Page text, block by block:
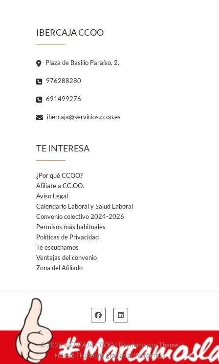
IBERCAJA CCOO
Plaza de Basilio Paraíso, 2.
976288280
691499276
ibercaja@servicios.ccoo.es
TE INTERESA
¿Por qué CCOO?
Afíliate a CC.OO.
Aviso Legal
Calendario Laboral y Salud Laboral
Convenio colectivo 2024-2026
Permisos más habituales
Políticas de Privacidad
Te escuchamos
Ventajas del convenio
Zona del Afiliado
© 2026IBERCAJA CCOO| Diseñado por:Theme
Freesia | Funciona gracias a:WordPress